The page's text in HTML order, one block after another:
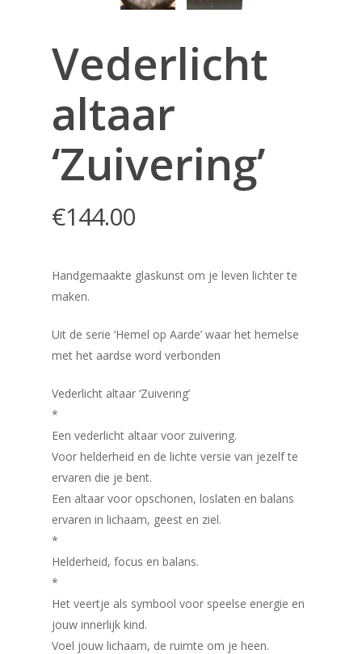
Vederlicht
altaar
‘Zuivering’
€144.00
Handgemaakte glaskunst om je leven lichter te
maken.
Uit de serie ‘Hemel op Aarde’ waar het hemelse
met het aardse word verbonden
Vederlicht altaar ‘Zuivering’
*
Een vederlicht altaar voor zuivering.
Voor helderheid en de lichte versie van jezelf te
ervaren die je bent.
Een altaar voor opschonen, loslaten en balans
ervaren in lichaam, geest en ziel.
*
Helderheid, focus en balans.
*
Het veertje als symbool voor speelse energie en
jouw innerlijk kind.
Voel jouw lichaam, de ruimte om je heen.